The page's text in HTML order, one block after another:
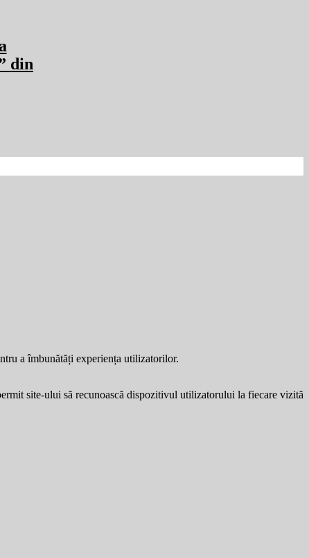
din
a îmbunătăți experiența utilizatorilor.
site-ului să recunoască dispozitivul utilizatorului la fiecare vizită